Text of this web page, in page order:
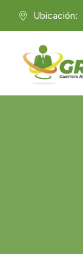
Ubicación: